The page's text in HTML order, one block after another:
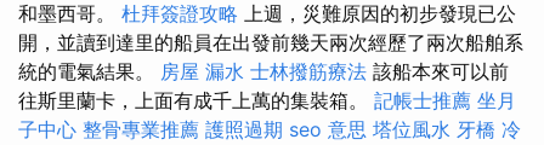
和墨西哥。 杜拜簽證攻略 上週，災難原因的初步發現已公
開，並讀到達里的船員在出發前幾天兩次經歷了兩次船舶系
統的電氣結果。 房屋 漏水 士林撥筋療法 該船本來可以前
往斯里蘭卡，上面有成千上萬的集裝箱。 記帳士推薦 坐月
子中心 整骨專業推薦 護照過期 seo 意思 塔位風水 牙橋 冷